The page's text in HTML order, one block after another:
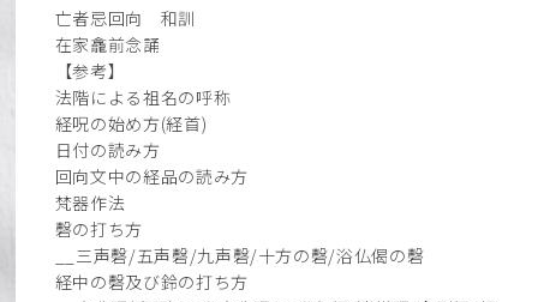
亡者忌回向 和訓
在家龕前念誦
【参考】
法階による祖名の呼称
経呪の始め方(経首)
日付の読み方
回向文中の経品の読み方
梵器作法
磬の打ち方
__三声磬/五声磬/九声磬/十方の磬/浴仏偈の磬
経中の磬及び鈴の打ち方